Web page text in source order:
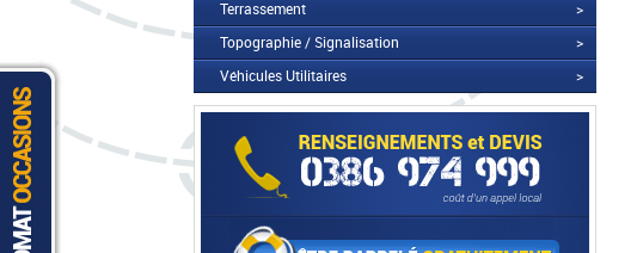
Terrassement
>
Topographie / Signalisation
>
Véhicules Utilitaires
>